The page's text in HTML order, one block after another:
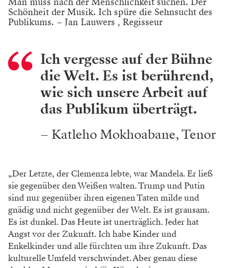
Schönheit der Musik. Ich spüre die Sehnsucht des
Publikums. – Jan Lauwers , Regisseur
Ich vergesse auf der Bühne
die Welt. Es ist berührend,
wie sich unsere Arbeit auf
das Publikum überträgt.
– Katleho Mokhoabane, Tenor
„Der Letzte, der Clemenza lebte, war Mandela. Er ließ
sie gegenüber den Weißen walten.Trump und Putin
sind nur gegenüber ihreneigenen Taten milde und
gnädig und nichtgegenüber der Welt. Es ist grausam.
Es istdunkel. Das Heute ist unerträglich. Jeder hat
Angst vor der Zukunft. Ich habe Kinder und
Enkelkinder und alle fürchten um ihre Zukunft.Das
kulturelle Umfeld verschwindet. Aber genau diese